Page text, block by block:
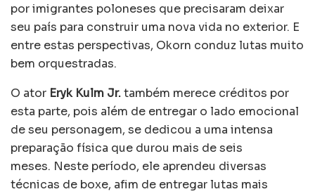
por imigrantes poloneses que precisaram deixar
seu país para construir uma nova vida no exterior. E
entre estas perspectivas, Okorn conduz lutas muito
bem orquestradas.
O ator Eryk Kulm Jr.também merece créditos por
esta parte, pois além de entregar o lado emocional
de seu personagem, se dedicou a uma intensa
preparação física que durou mais de seis
meses. Neste período, ele aprendeu diversas
técnicas de boxe, afim de entregar lutas mais